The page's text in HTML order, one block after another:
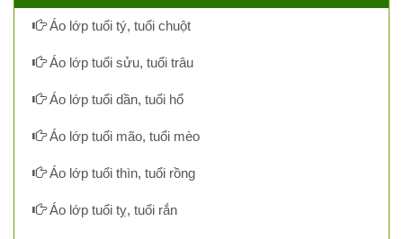
Áo lớp tuổi tý, tuổi chuột
Áo lớp tuổi sửu, tuổi trâu
Áo lớp tuổi dần, tuổi hổ
Áo lớp tuổi mão, tuổi mèo
Áo lớp tuổi thìn, tuổi rồng
Áo lớp tuổi tỵ, tuổi rắn